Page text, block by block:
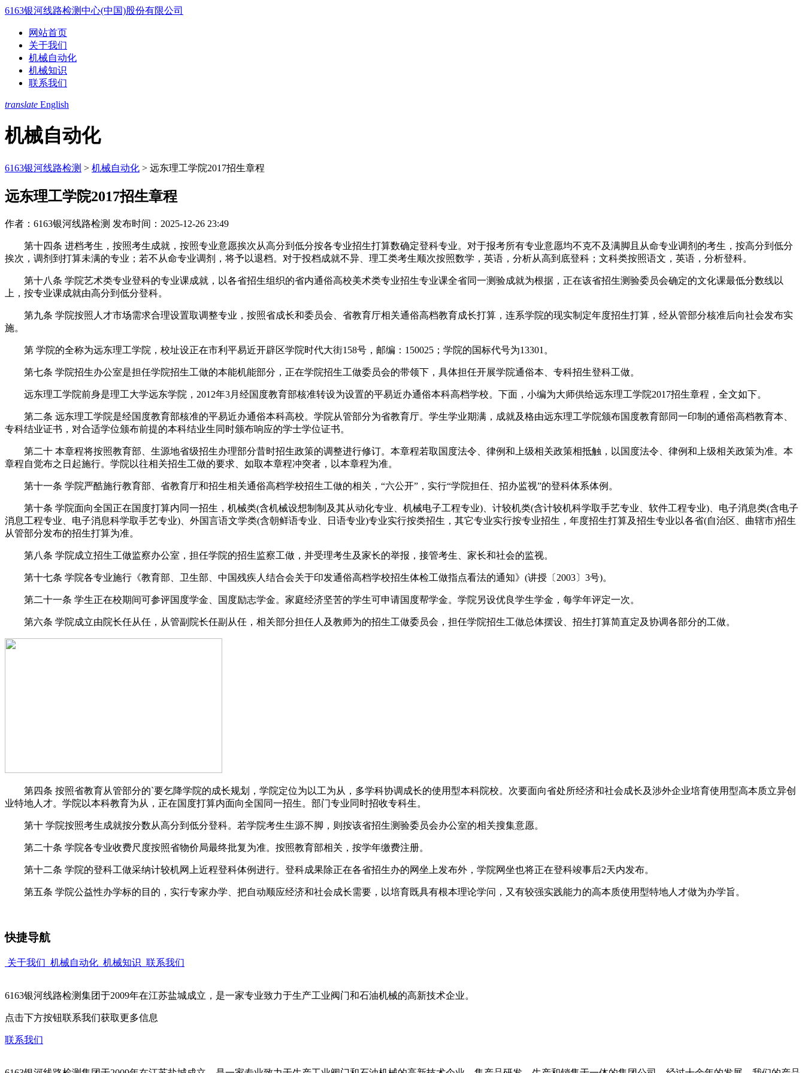
6163银河线路检测中心(中国)股份有限公司
网站首页
关于我们
机械自动化
机械知识
联系我们
translate English
机械自动化
6163银河线路检测 > 机械自动化 > 远东理工学院2017招生章程
远东理工学院2017招生章程
作者：6163银河线路检测 发布时间：2025-12-26 23:49
第十四条 进档考生，按照考生成就，按照专业意愿挨次从高分到低分按各专业招生打算数确定登科专业。对于报考所有专业意愿均不克不及满脚且从命专业调剂的考生，按高分到低分
挨次，调剂到打算未满的专业；若不从命专业调剂，将予以退档。对于投档成就不异、理工类考生顺次按照数学，英语，分析从高到底登科；文科类按照语文，英语，分析登科。
第十八条 学院艺术类专业登科的专业课成就，以各省招生组织的省内通俗高校美术类专业招生专业课全省同一测验成就为根据，正在该省招生测验委员会确定的文化课最低分数线以
上，按专业课成就由高分到低分登科。
第九条 学院按照人才市场需求合理设置取调整专业，按照省成长和委员会、省教育厅相关通俗高档教育成长打算，连系学院的现实制定年度招生打算，经从管部分核准后向社会发布实
施。
第 学院的全称为远东理工学院，校址设正在市利平易近开辟区学院时代大街158号，邮编：150025；学院的国标代号为13301。
第七条 学院招生办公室是担任学院招生工做的本能机能部分，正在学院招生工做委员会的带领下，具体担任开展学院通俗本、专科招生登科工做。
远东理工学院前身是理工大学远东学院，2012年3月经国度教育部核准转设为设置的平易近办通俗本科高档学校。下面，小编为大师供给远东理工学院2017招生章程，全文如下。
第二条 远东理工学院是经国度教育部核准的平易近办通俗本科高校。学院从管部分为省教育厅。学生学业期满，成就及格由远东理工学院颁布国度教育部同一印制的通俗高档教育本、
专科结业证书，对合适学位颁布前提的本科结业生同时颁布响应的学士学位证书。
第二十 本章程将按照教育部、生源地省级招生办理部分昔时招生政策的调整进行修订。本章程若取国度法令、律例和上级相关政策相抵触，以国度法令、律例和上级相关政策为准。本
章程自觉布之日起施行。学院以往相关招生工做的要求、如取本章程冲突者，以本章程为准。
第十一条 学院严酷施行教育部、省教育厅和招生相关通俗高档学校招生工做的相关，“六公开”，实行“学院担任、招办监视”的登科体系体例。
第十条 学院面向全国正在国度打算内同一招生，机械类(含机械设想制制及其从动化专业、机械电子工程专业)、计较机类(含计较机科学取手艺专业、软件工程专业)、电子消息类(含电子
消息工程专业、电子消息科学取手艺专业)、外国言语文学类(含朝鲜语专业、日语专业)专业实行按类招生，其它专业实行按专业招生，年度招生打算及招生专业以各省(自治区、曲辖市)招生
从管部分发布的招生打算为准。
第八条 学院成立招生工做监察办公室，担任学院的招生监察工做，并受理考生及家长的举报，接管考生、家长和社会的监视。
第十七条 学院各专业施行《教育部、卫生部、中国残疾人结合会关于印发通俗高档学校招生体检工做指点看法的通知》(讲授〔2003〕3号)。
第二十一条 学生正在校期间可参评国度学金、国度励志学金。家庭经济坚苦的学生可申请国度帮学金。学院另设优良学生学金，每学年评定一次。
第六条 学院成立由院长任从任，从管副院长任副从任，相关部分担任人及教师为的招生工做委员会，担任学院招生工做总体摆设、招生打算简直定及协调各部分的工做。
第四条 按照省教育从管部分的`要乞降学院的成长规划，学院定位为以工为从，多学科协调成长的使用型本科院校。次要面向省处所经济和社会成长及涉外企业培育使用型高本质立异创
业特地人才。学院以本科教育为从，正在国度打算内面向全国同一招生。部门专业同时招收专科生。
第十 学院按照考生成就按分数从高分到低分登科。若学院考生生源不脚，则按该省招生测验委员会办公室的相关搜集意愿。
第二十条 学院各专业收费尺度按照省物价局最终批复为准。按照教育部相关，按学年缴费注册。
第十二条 学院的登科工做采纳计较机网上近程登科体例进行。登科成果除正在各省招生办的网坐上发布外，学院网坐也将正在登科竣事后2天内发布。
第五条 学院公益性办学标的目的，实行专家办学、把自动顺应经济和社会成长需要，以培育既具有根本理论学问，又有较强实践能力的高本质使用型特地人才做为办学旨。
快捷导航
关于我们 机械自动化 机械知识 联系我们
6163银河线路检测集团于2009年在江苏盐城成立，是一家专业致力于生产工业阀门和石油机械的高新技术企业。
点击下方按钮联系我们获取更多信息
联系我们